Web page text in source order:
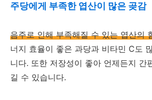
주당에게 부족한 엽산이 많은 곶감
음주로 인해 부족해질 수 있는 엽산의
너지 효율이 좋은 과당과 비타민 C도
니다. 또한 저장성이 좋아 언제든지 간
길 수 있습니다.